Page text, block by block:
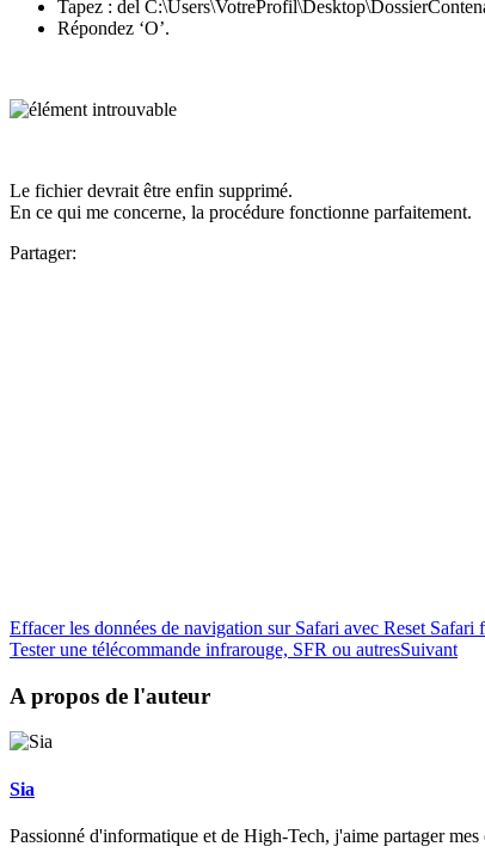
Tapez : del
Répondez ‘O’.
Le fichier devrait être enfin supprimé.
En ce qui me concerne, la procédure fonctionne parfaitement.
Partager:
Effacer les données de navigation sur Safari avec Reset Safari
Tester une télécommande infrarouge, SFR ou autresSuivant
A propos de l'auteur
Sia
Passionné d'informatique et de High-Tech, j'aime partager